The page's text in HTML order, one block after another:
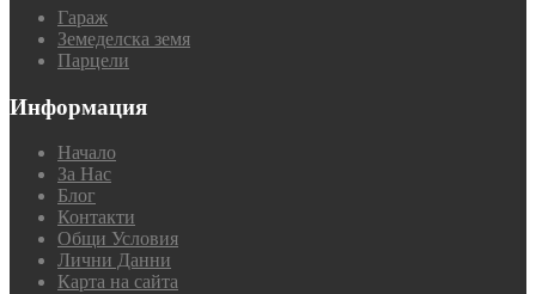
Гараж
Земеделска земя
Парцели
Информация
Начало
За Нас
Блог
Контакти
Общи Условия
Лични Данни
Карта на сайта